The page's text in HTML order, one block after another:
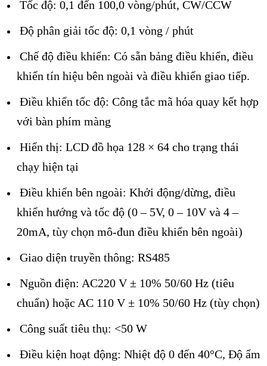
Tốc độ: 0,1 đến 100,0 vòng/phút, CW/CCW
Độ phân giải tốc độ: 0,1 vòng / phút
Chế độ điều khiển: Có sẵn bảng điều khiển, điều
khiển tín hiệu bên ngoài và điều khiển giao tiếp.
Điều khiển tốc độ: Công tắc mã hóa quay kết hợp
với bàn phím màng
Hiển thị: LCD đồ họa 128 × 64 cho trạng thái
chạy hiện tại
Điều khiển bên ngoài: Khởi động/dừng, điều
khiển hướng và tốc độ (0 – 5V, 0 – 10V và 4 –
20mA, tùy chọn mô-đun điều khiển bên ngoài)
Giao diện truyền thông: RS485
Nguồn điện: AC220 V ± 10% 50/60 Hz (tiêu
chuẩn) hoặc AC 110 V ± 10% 50/60 Hz (tùy chọn)
Công suất tiêu thụ: <50 W
Điều kiện hoạt động: Nhiệt độ 0 đến 40°C, Độ ẩm